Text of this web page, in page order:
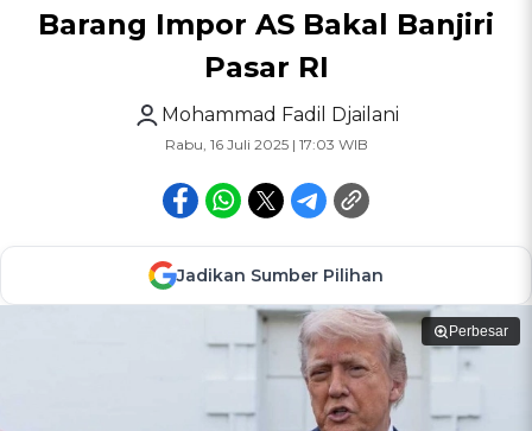
Barang Impor AS Bakal Banjiri
Pasar RI
Mohammad Fadil Djailani
Rabu, 16 Juli 2025 | 17:03 WIB
Jadikan Sumber Pilihan
Perbesar